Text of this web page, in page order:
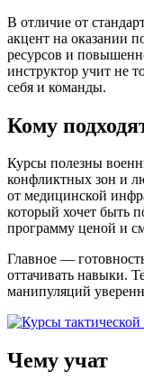
В отличие от
акцент на оказании
ресурсов и
инструктор учит не
себя и команды.
Кому
Курсы полезны
конфликтных зон и
от медицинской
который хочет быть
программу ценой и
Главное —
оттачивать навыки.
манипуляций
Чему учат